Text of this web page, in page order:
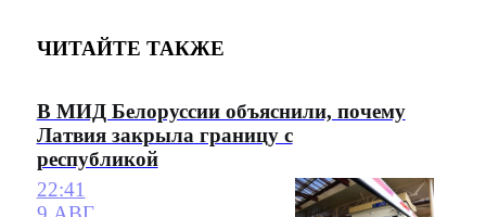
ЧИТАЙТЕ ТАКЖЕ
В МИД Белоруссии объяснили, почему
Латвия закрыла границу с
республикой
22:41